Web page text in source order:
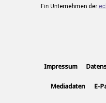
Ein Unternehmen der
Impressum
Mediadaten E-